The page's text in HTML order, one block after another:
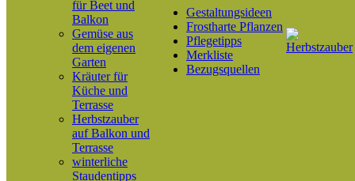
für Beet und
Balkon
Gemüse aus
dem eigenen
Garten
Kräuter für
Küche und
Terrasse
Herbstzauber
auf Balkon und
Terrasse
winterliche
Staudentipps
Gestaltungsideen
Frostharte Pflanzen
Pflegetipps
Merkliste
Bezugsquellen